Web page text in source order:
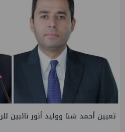
تاون جاس تسيطر علي كسر ماسورة